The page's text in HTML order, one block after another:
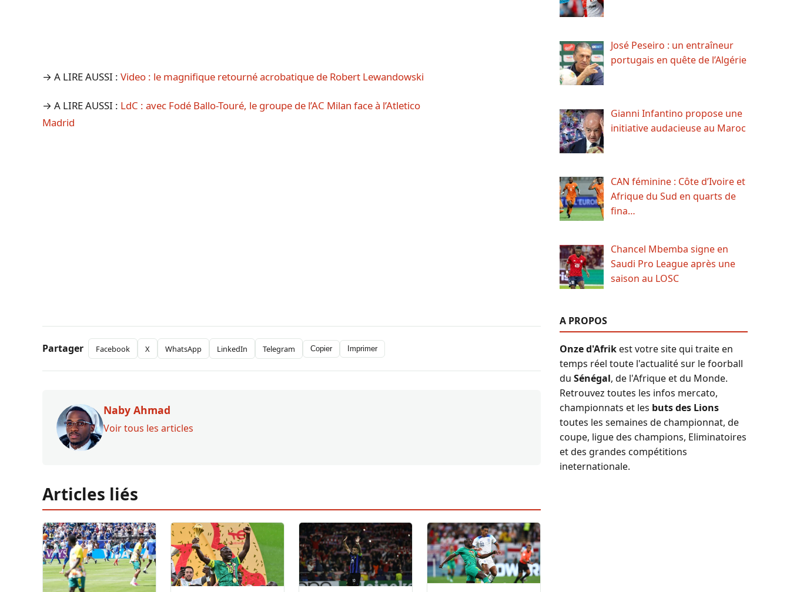
→ A LIRE AUSSI : Video : le magnifique retourné acrobatique de Robert Lewandowski
→ A LIRE AUSSI : LdC : avec Fodé Ballo-Touré, le groupe de l’AC Milan face à l’Atletico
Madrid
Partager Facebook X WhatsApp LinkedIn Telegram Copier Imprimer
Naby Ahmad
Voir tous les articles
Articles liés
José Peseiro : un entraîneur
portugais en quête de l’Algérie
Gianni Infantino propose une
initiative audacieuse au Maroc
CAN féminine : Côte d’Ivoire et
Afrique du Sud en quarts de
fina…
Chancel Mbemba signe en
Saudi Pro League après une
saison au LOSC
A PROPOS
Onze d'Afrikest votre site qui traite en
temps réel toute l'actualité sur le foorball
du Sénégal, de l'Afrique et du Monde.
Retrouvez toutes les infos mercato,
championnats et les buts des Lions
toutes les semaines de championnat, de
coupe, ligue des champions, Eliminatoires
et des grandes compétitions
ineternationale.